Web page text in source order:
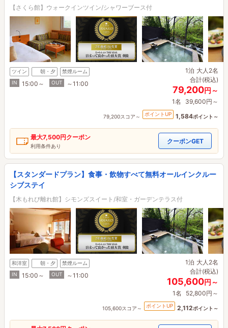
【さくら館】ウォークインツイン/シャワーブース付
ツイン 朝・夕
禁煙ルーム
IN
15:00～ OUT ～11:00
1泊 大人2名
合計(税込)
79,200円～
1名 39,600円～
79,200スコア～ ポイントUP 1,584ポイント～
最大7,500円クーポン
利用条件あり
クーポンGET
【スタンダードプラン】食事・飲物すべて無料オールインクルー
シブステイ
【木もれび離れ館】シモンズスイート/和室・ガーデンテラス付
和洋室 朝・夕
禁煙ルーム
IN
15:00～ OUT ～11:00
1泊 大人2名
合計(税込)
105,600円～
1名 52,800円～
105,600スコア～ ポイントUP 2,112ポイント～